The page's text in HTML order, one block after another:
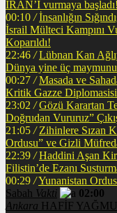
İRAN’I vurmaya başladı!
00:10 / İnsanlığın
İsrail Mülteci Kampını
Koparıldı!
22:46 / Lübnan Kan
Dünya yine üç
00:27 / Masada ve
Kritik Gazze
23:02 / Gözü Karartan
Doğrudan Vururuz”
21:05 / Zihinlere Sızan
Ordusu” ve Gizli
22:39 / Haddini Aşan
Filistin’de Ezanı
00:29 /Yunanistan
Sabah Vakti
02:00
Ankara HAFİF